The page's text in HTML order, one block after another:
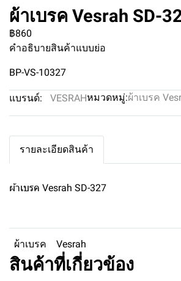
ผ้าเบรค Vesrah SD-
฿860
คำอธิบายสินค้าแบบย่อ
BP-VS-10327
แบรนด์: VESRAHหมวดหมู่:ผ้าเบรค
รายละเอียดสินค้า
ผ้าเบรค Vesrah SD-327
ผ้าเบรค Vesrah
สินค้าที่เกี่ยวข้อง